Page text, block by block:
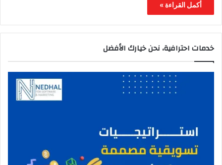
أكمل القراءة »
خدمات احترافية، نحن خيارك الأفضل